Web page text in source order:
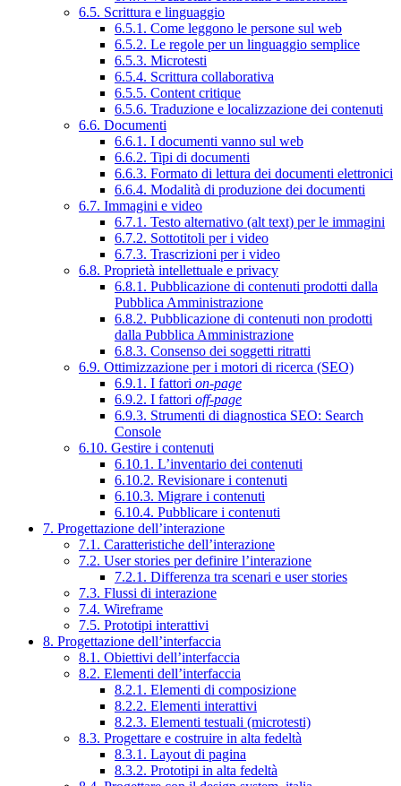
6.5. Scrittura e linguaggio
6.5.1. Come leggono le persone sul web
6.5.2. Le regole per un linguaggio semplice
6.5.3. Microtesti
6.5.4. Scrittura collaborativa
6.5.5. Content critique
6.5.6. Traduzione e localizzazione dei contenuti
6.6. Documenti
6.6.1. I documenti vanno sul web
6.6.2. Tipi di documenti
6.6.3. Formato di lettura dei documenti elettronici
6.6.4. Modalità di produzione dei documenti
6.7. Immagini e video
6.7.1. Testo alternativo (alt text) per le immagini
6.7.2. Sottotitoli per i video
6.7.3. Trascrizioni per i video
6.8. Proprietà intellettuale e privacy
6.8.1. Pubblicazione di contenuti prodotti dalla
Pubblica Amministrazione
6.8.2. Pubblicazione di contenuti non prodotti
dalla Pubblica Amministrazione
6.8.3. Consenso dei soggetti ritratti
6.9. Ottimizzazione per i motori di ricerca (SEO)
6.9.1. I fattori on-page
6.9.2. I fattori off-page
6.9.3. Strumenti di diagnostica SEO: Search
Console
6.10. Gestire i contenuti
6.10.1. L’inventario dei contenuti
6.10.2. Revisionare i contenuti
6.10.3. Migrare i contenuti
6.10.4. Pubblicare i contenuti
7. Progettazione dell’interazione
7.1. Caratteristiche dell’interazione
7.2. User stories per definire l’interazione
7.2.1. Differenza tra scenari e user stories
7.3. Flussi di interazione
7.4. Wireframe
7.5. Prototipi interattivi
8. Progettazione dell’interfaccia
8.1. Obiettivi dell’interfaccia
8.2. Elementi dell’interfaccia
8.2.1. Elementi di composizione
8.2.2. Elementi interattivi
8.2.3. Elementi testuali (microtesti)
8.3. Progettare e costruire in alta fedeltà
8.3.1. Layout di pagina
8.3.2. Prototipi in alta fedeltà